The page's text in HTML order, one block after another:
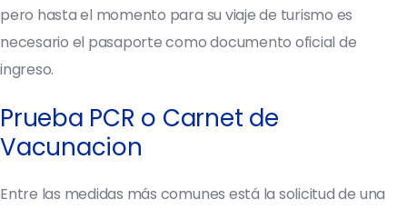
pero hasta el momento para su viaje de turismo es
necesario el pasaporte como documento oficial de
ingreso.
Prueba PCR o Carnet de
Vacunacion
Entre las medidas más comunes está la solicitud de una